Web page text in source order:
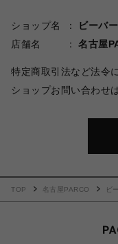
ショップ名
ビーバー
店舗名
名古屋
特定商取引法など法令
ショップお問い合わせ
TOP 名古屋PARCO ビ